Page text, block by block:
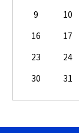
9
10
16
17
23
24
30
31